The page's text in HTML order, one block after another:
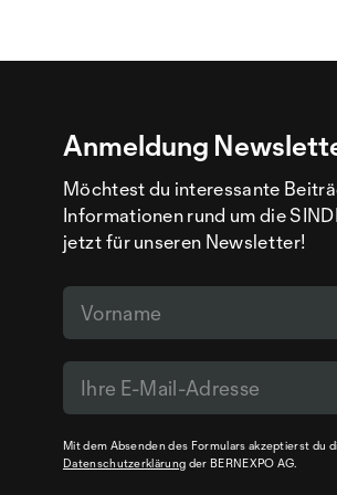
Anmeldung
Möchtest du interessante
Informationen rund um die
jetzt für unseren Newsletter!
Mit dem Absenden des Formulars akzeptierst du
Datenschutzerklärung der BERNEXPO AG.